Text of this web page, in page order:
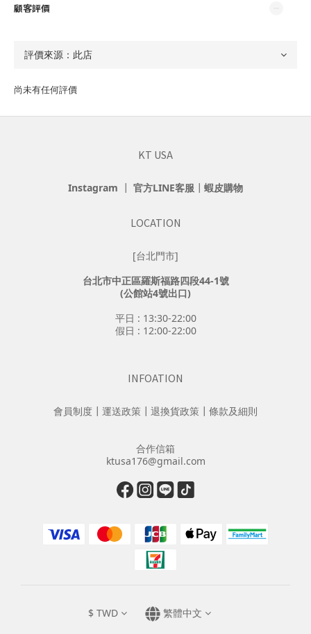
顧客評價
尚未有任何評價
KT USA
Instagram ┃ 官方LINE客服 ┃ 蝦皮購物
LOCATION
[台北門市]
台北市中正區羅斯福路四段44-1號
(公館站4號出口)
平日 : 13:30-22:00
假日 : 12:00-22:00
INFOATION
會員制度 ┃ 運送政策 ┃ 退換貨政策 ┃ 條款及細則
合作信箱
ktusa176@gmail.com
$ TWD 繁體中文